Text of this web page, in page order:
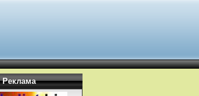
Реклама